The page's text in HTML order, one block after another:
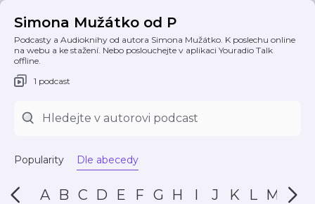
Simona Mužátko od P
Podcasty a Audioknihy od autora Simona Mužátko. K poslechu online
na webu a ke stažení. Nebo poslouchejte v aplikaci Youradio Talk
offline.
1 podcast
Popularity Dle abecedy
A B C D E F G H I J K L M N